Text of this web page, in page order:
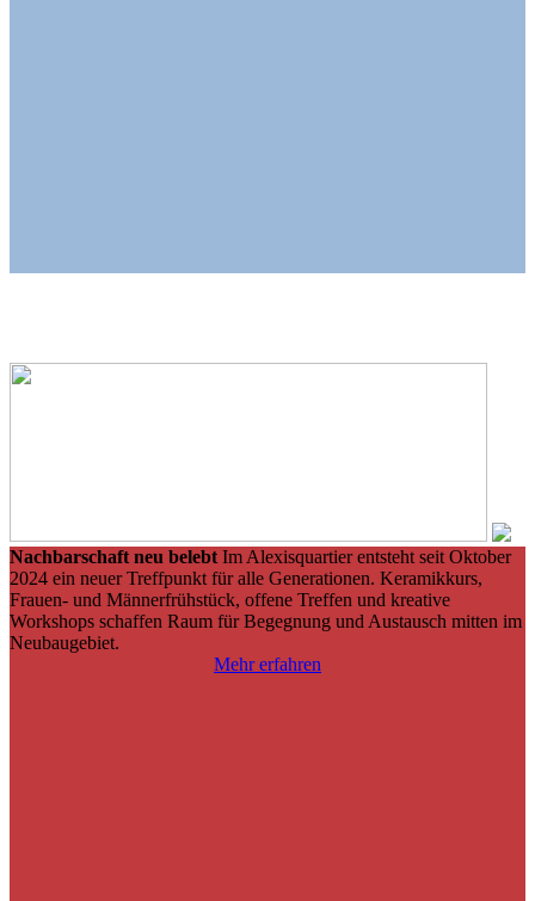
Nachbarschaft neu belebt Im Alexisquartier entsteht seit Oktober
2024 ein neuer Treffpunkt für alle Generationen. Keramikkurs,
Frauen- und Männerfrühstück, offene Treffen und kreative
Workshops schaffen Raum für Begegnung und Austausch mitten im
Neubaugebiet.
Mehr erfahren